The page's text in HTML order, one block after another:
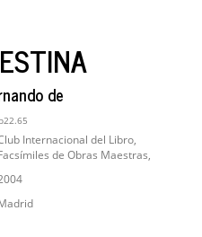
de
Internacional del Libro,
de Obras Maestras,